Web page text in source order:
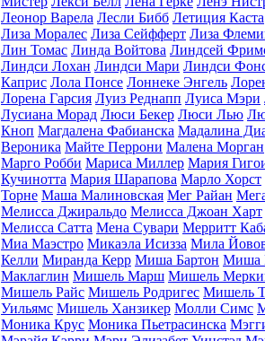
Леонор Варела Лесли Бибб Летиция Каста
Лиза Моралес Лиза Сейфферт Лиза
Лин Томас Линда Войтова Линдсей
Линдси Лохан Линдси Мари Линдси
Каприс Лола Понсе Лоннеке Энгель
Лорена Гарсия Луиз Реднапп Луиса Мэри
Лусиана Морад Люси Бекер Люси Лью
Кноп Магдалена Фабианска Мадалина
Вероника Майте Перрони Малена Морган
Марго Робби Мариса Миллер Мария
Кучинотта Мария Шарапова Марло Хорст
Торне Маша Малиновская Мег Райан
Мелисса Джиральдо Мелисса Джоан Харт
Мелисса Сатта Мена Сувари Мерритт
Миа Маэстро Микаэла Исизза Мила
Келли Миранда Керр Миша Бартон Миша
Маклаглин Мишель Марш Мишель
Мишель Райс Мишель Родригес Мишель
Уильямс Мишель Ханзикер Молли Симс
Моника Крус Моника Пьетрасинска